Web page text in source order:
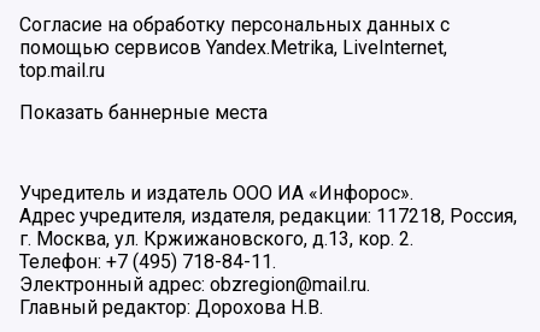
Согласие на обработку персональных данных с
помощью сервисов Yandex.Metrika, LiveInternet,
top.mail.ru
Показать баннерные места
Учредитель и издатель ООО ИА «Инфорос».
Адрес учредителя, издателя, редакции: 117218, Россия,
г. Москва, ул. Кржижановского, д.13, кор. 2.
Телефон: +7 (495) 718-84-11.
Электронный адрес: obzregion@mail.ru.
Главный редактор: Дорохова Н.В.